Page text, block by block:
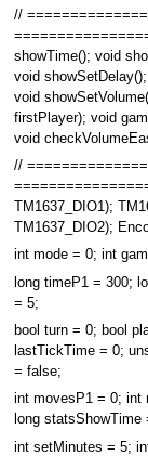
//
showTime(); void
void
void
firstPlayer); void
void
//
TM1637_DIO1);
TM1637_DIO2);
int mode = 0; int
long timeP1 = 300;
= 5;
bool turn = 0; bool
lastTickTime = 0;
= false;
int movesP1 = 0; int
long statsShowTime
int setMinutes = 5;